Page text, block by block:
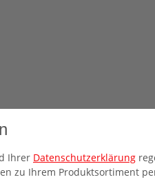
Ihrer Datenschutzerklärung
zu Ihrem Produktsortiment